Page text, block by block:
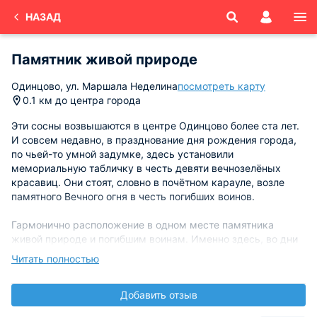
НАЗАД
Памятник живой природе
Одинцово, ул. Маршала Неделинапосмотреть карту
0.1 км до центра города
Эти сосны возвышаются в центре Одинцово более ста лет.
И совсем недавно, в празднование дня рождения города,
по чьей-то умной задумке, здесь установили
мемориальную табличку в честь девяти вечнозелёных
красавиц. Они стоят, словно в почётном карауле, возле
памятного Вечного огня в честь погибших воинов.
Гармонично расположение в одном месте памятника
живой природе и погибшим воинам. Именно здесь, во дни
майских торжеств, собирается весь город почтить память
не вернувшихся с поля боя. Они погибли, чтобы природа и
люди, населяющие этот славный подмосковный городок
жили, радовались и не забывали свою историю.
Читать полностью
Добавить отзыв